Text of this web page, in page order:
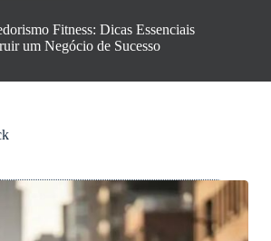
Fitness: Dicas Essenciais
um Negócio de Sucesso